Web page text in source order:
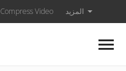
Compress Video المزيد